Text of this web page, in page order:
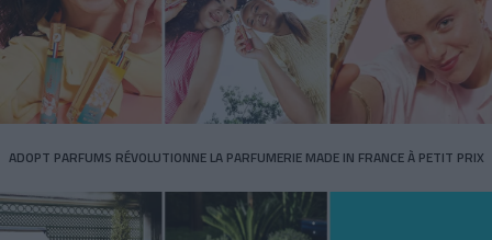
ADOPT PARFUMS RÉVOLUTIONNE LA PARFUMERIE MADE IN FRANCE À PETIT PRIX